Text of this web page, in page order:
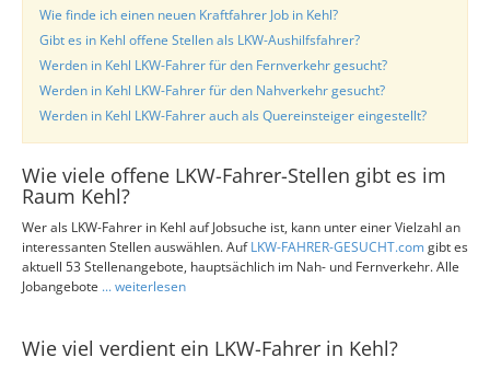
Wie finde ich einen neuen Kraftfahrer Job in Kehl?
Gibt es in Kehl offene Stellen als LKW-Aushilfsfahrer?
Werden in Kehl LKW-Fahrer für den Fernverkehr gesucht?
Werden in Kehl LKW-Fahrer für den Nahverkehr gesucht?
Werden in Kehl LKW-Fahrer auch als Quereinsteiger eingestellt?
Wie viele offene LKW-Fahrer-Stellen gibt es im
Raum Kehl?
Wer als LKW-Fahrer in Kehl auf Jobsuche ist, kann unter einer Vielzahl an
interessanten Stellen auswählen. AufLKW-FAHRER-GESUCHT.comgibt es
aktuell 53 Stellenangebote, hauptsächlich im Nah- und Fernverkehr. Alle
Jobangebote ... weiterlesen
Wie viel verdient ein LKW-Fahrer in Kehl?